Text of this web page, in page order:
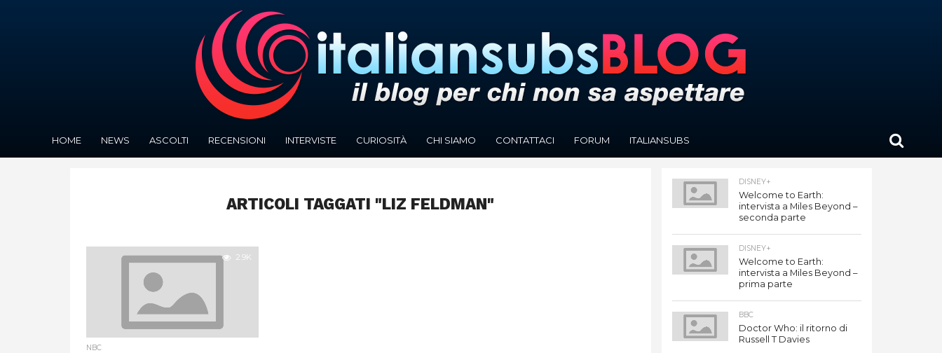
HOME NEWS ASCOLTI RECENSIONI INTERVISTE CURIOSITÀ CHI SIAMO CONTATTACI FORUM ITALIANSUBS
ARTICOLI TAGGATI "LIZ FELDMAN"
2.9K
NBC
DISNEY+
Welcome to Earth:
intervista a Miles Beyond –
seconda parte
DISNEY+
Welcome to Earth:
intervista a Miles Beyond –
prima parte
BBC
Doctor Who: il ritorno di
Russell T Davies